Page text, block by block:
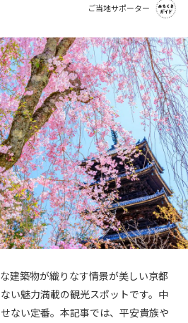
ご当地サポーター
建築物が織りなす情景が美しい京都
い魅力満載の観光スポットです。中
ない定番。本記事では、平安貴族や